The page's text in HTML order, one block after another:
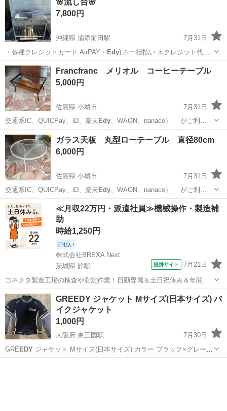
🌸流し台🌸
7,800円
沖縄県 浦添前田駅
7月31日
・各種クレジットカード.AirPAY・ Edy) ⚠️一括払い ⚠️クレジット代
引…
沖縄 宜野湾市 その他
Francfranc メリオル コーヒーテーブル
5,000円
佐賀県 小城市
7月31日
交通系IC、QUICPay、iD、楽天 Edy、WAON、nanaco） がご利…
佐賀 小城市 テーブル メリオル
ガラス天板 丸型ローテーブル 直径80cm
6,000円
佐賀県 小城市
7月31日
交通系IC、QUICPay、iD、楽天 Edy、WAON、nanaco） がご利…
佐賀 小城市 テーブル 店頭
≪月収22万円・派遣社員≫機械操作・製造補
助
時給1,250円
日払い
株式会社BREXA Next
茨城県 静駅
提携サイト 7月21日
コネクタ製造工場の検査や測定作業！日勤専属＆土日祝休み＆年間休
日128日★クリーンルーム内作業★マイカー通勤OK＆無料駐車場あり
★就業先食堂利用可！日払い制度あり！《茨城県常陸大宮市》 人気の
工場のお仕事 ◇コネクタ製造工...
茨城 常陸大宮市 その他
GREEDY ジャケット Mサイズ(日本サイズ) バ
イクジャケット
1,000円
大阪府 東三国駅
7月30日
GRE EDYジャケット Mサイズ(日本サイズ) カラー ブラック×グレー
内側はメッシュ仕様 背中と両肘にパット付き 使用に伴う汚れ等はござ